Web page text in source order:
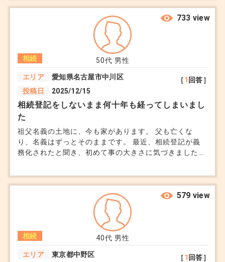
のことを考えてくれていたんだと思っていました。 た
だ、銀行や封筒の書類を見ているうちに、自宅を担保に
した借入が残っていることが分かりました。 住宅ロー
ンとは別のものもあり、合計すると1,900万円くらいで
お願いしたところ、1,500万円前後ではないかと言われ
ました。 もしその金額で売れたとしても、借金を全部
返せないかもしれません。 妹には預貯金を相続させる
内容になっていましたが、父の口座には思っていたほど
お金が残っていませんでした。 妹には、家はお兄ちゃ
んって遺言に書いてあるんだから、借金もそっちじゃな
いの？と言われています。 正直、実家に住むつもりは
ありません。 家をもらうというより、負債を引き受け
るような状態なら、相続放棄も考えています。 遺言に
「長男へ相続させる」と書かれていても、放棄すること
ためて分け方を話し合うことはできるのでしょうか。
50代 男性
相続
エリア
愛知県名古屋市中川区
投稿日
2025/12/15
［1 回答］
733 view
相続登記をしないまま何十年も経ってしまいまし
た
祖父名義の土地に、今も家があります。 父も亡くな
り、名義はずっとそのままです。 最近、相続登記が義
務化されたと聞き、初めて事の大きさに気づきました。
このまま放置した場合、何が起きるのかだけでも知って
40代 男性
相続
エリア
東京都中野区
［1 回答］
579 view